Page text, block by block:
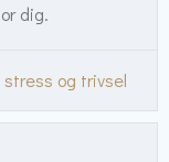
dig.
og trivsel